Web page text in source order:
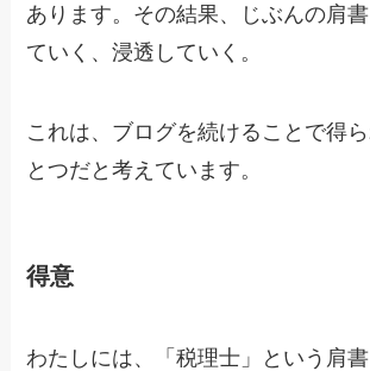
あります。その結果、じぶんの肩
ていく、浸透していく。
これは、ブログを続けることで得
とつだと考えています。
得意
わたしには、「税理士」という肩